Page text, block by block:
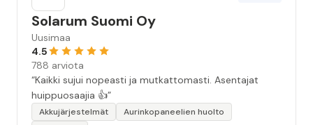
Solarum Suomi Oy
Uusimaa
4.5
788 arviota
“Kaikki sujui nopeasti ja mutkattomasti. Asentajat
huippuosaajia 👍”
Akkujärjestelmät
Aurinkopaneelien huolto